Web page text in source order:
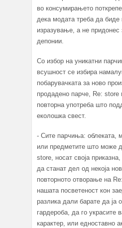
во консумирањето
дека модата треба да биде
изразување, а не
депонии.
Со избор на уникатни
всушност се избира
побарувачката за ново
продадено парче, Re: store
повторна употреба што
еколошка свест.
- Сите парчиња: облеката,
или предметите што може
store, носат своја
да станат дел од некоја
повторното отворање на
нашата посветеност кон
разлика дали барате да ја
гардероба, да го украсите
карактер, или едноставно